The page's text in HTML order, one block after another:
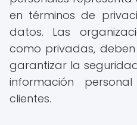
en términos de
datos. Las
como privadas,
garantizar la
información
clientes.